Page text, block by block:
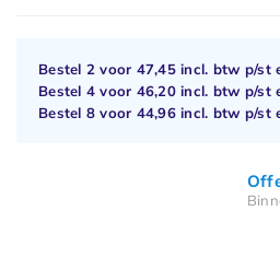
Bestel 2 voor 47,45incl. btw p/st
Bestel 4 voor 46,20incl. btw p/st
Bestel 8 voor 44,96incl. btw p/st